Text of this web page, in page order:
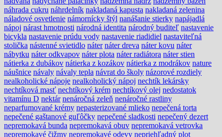
náhrada cukru náhrdelník nakladaná kapusta nakladaná zelenina
náladové osvetlenie námornícky štýl nanášanie stierky napájadlá
nápoj nárast hmotnosti národná identita národný buditeľ nastavenie
bicykla nastavenie prúdu vody nastavenie riadidiel nastaviteľná
stolička nástenné svietidlo náter náter dreva náter kovu náter
nábytku náter odkvapov náter plota náter radiátora náter stien
nátierka z dubákov nátierka z kozákov nátierka z modrákov nature
náušnice návaly návaly tepla návrat do školy názorové rozdiely
nealkoholické nápoje nealkoholický nápoj nechtík lekársky
nechtíková masť nechtíkový krém nechtíkový olej nedostatok
vitamínu D nektár nenáročná zeleň nenáročné rastliny
neparfumované krémy nepasterizované mlieko nepečená torta
nepečené gaštanové guľôčky nepečené sladkosti nepečený dezert
nepremokavá bunda nepremokavá obuv nepremokavá vetrovka
nepremokavé čižmy nepremokavé odevy nepriehľadný plot